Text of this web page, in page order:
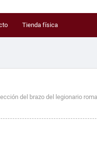
Tienda física
del brazo del legionario